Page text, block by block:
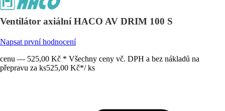
Ventilátor axiální HACO AV DRIM 100 S
Napsat první hodnocení
cenu — 525,00 Kč * Všechny ceny vč. DPH a bez nákladů na
přepravu za ks525,00 Kč*/ ks